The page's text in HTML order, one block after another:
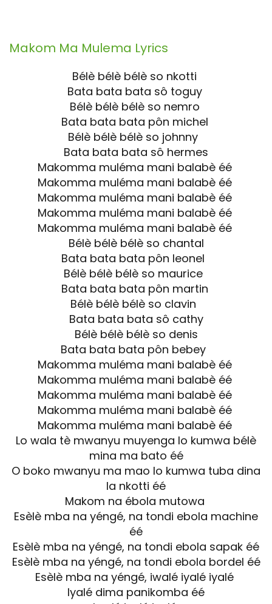
Makom Ma Mulema Lyrics
Bélè bélè bélè so nkotti
Bata bata bata sô toguy
Bélè bélè bélè so nemro
Bata bata bata pôn michel
Bélè bélè bélè so johnny
Bata bata bata sô hermes
Makomma muléma mani balabè éé
Makomma muléma mani balabè éé
Makomma muléma mani balabè éé
Makomma muléma mani balabè éé
Makomma muléma mani balabè éé
Bélè bélè bélè so chantal
Bata bata bata pôn leonel
Bélè bélè bélè so maurice
Bata bata bata pôn martin
Bélè bélè bélè so clavin
Bata bata bata sô cathy
Bélè bélè bélè so denis
Bata bata bata pôn bebey
Makomma muléma mani balabè éé
Makomma muléma mani balabè éé
Makomma muléma mani balabè éé
Makomma muléma mani balabè éé
Makomma muléma mani balabè éé
Lo wala tè mwanyu muyenga lo kumwa bélè
mina ma bato éé
O boko mwanyu ma mao lo kumwa tuba dina
la nkotti éé
Makom na ébola mutowa
Esèlè mba na yéngé, na tondi ebola machine
éé
Esèlè mba na yéngé, na tondi ebola sapak éé
Esèlè mba na yéngé, na tondi ebola bordel éé
Esèlè mba na yéngé, iwalé iyalé iyalé
Iyalé dima panikomba éé